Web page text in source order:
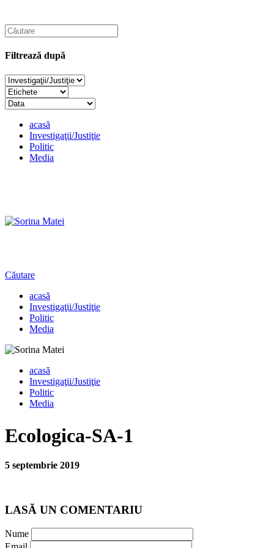
Filtrează după
acasă
Investigaţii/Justiţie
Politic
Media
Căutare
acasă
Investigaţii/Justiţie
Politic
Media
acasă
Investigaţii/Justiţie
Politic
Media
Ecologica-SA-1
5 septembrie 2019
LASĂ UN COMENTARIU
Nume